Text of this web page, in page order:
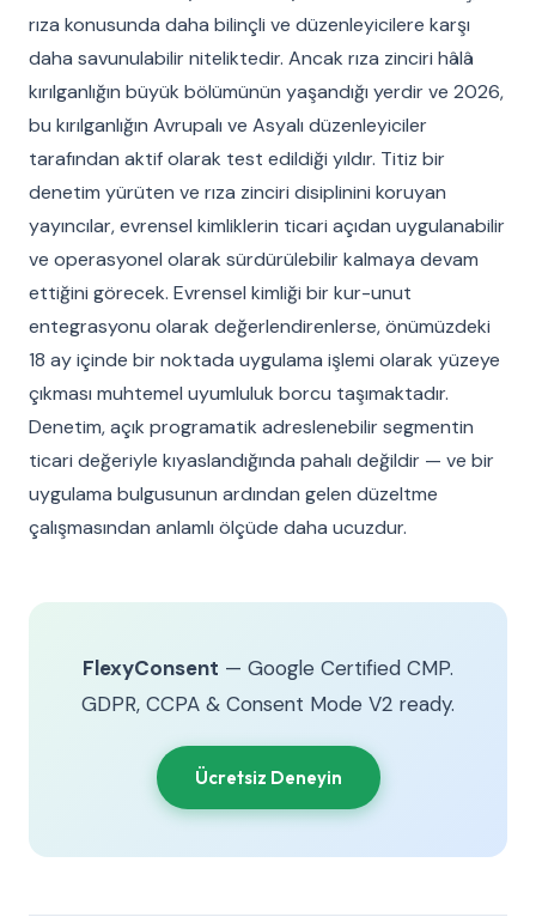
rıza konusunda daha bilinçli ve düzenleyicilere karşı
daha savunulabilir niteliktedir. Ancak rıza zinciri hâlâ
kırılganlığın büyük bölümünün yaşandığı yerdir ve 2026,
bu kırılganlığın Avrupalı ve Asyalı düzenleyiciler
tarafından aktif olarak test edildiği yıldır. Titiz bir
denetim yürüten ve rıza zinciri disiplinini koruyan
yayıncılar, evrensel kimliklerin ticari açıdan uygulanabilir
ve operasyonel olarak sürdürülebilir kalmaya devam
ettiğini görecek. Evrensel kimliği bir kur-unut
entegrasyonu olarak değerlendirenlerse, önümüzdeki
18 ay içinde bir noktada uygulama işlemi olarak yüzeye
çıkması muhtemel uyumluluk borcu taşımaktadır.
Denetim, açık programatik adreslenebilir segmentin
ticari değeriyle kıyaslandığında pahalı değildir — ve bir
uygulama bulgusunun ardından gelen düzeltme
çalışmasından anlamlı ölçüde daha ucuzdur.
FlexyConsent — Google Certified CMP.
GDPR, CCPA & Consent Mode V2 ready.
Ücretsiz Deneyin